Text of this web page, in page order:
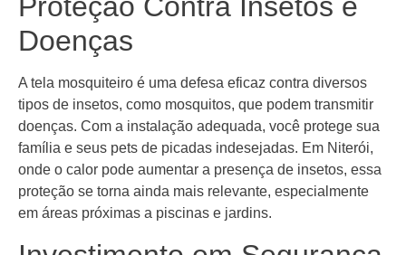
Proteção Contra Insetos e
Doenças
A tela mosquiteiro é uma defesa eficaz contra diversos
tipos de insetos, como mosquitos, que podem transmitir
doenças. Com a instalação adequada, você protege sua
família e seus pets de picadas indesejadas. Em Niterói,
onde o calor pode aumentar a presença de insetos, essa
proteção se torna ainda mais relevante, especialmente
em áreas próximas a piscinas e jardins.